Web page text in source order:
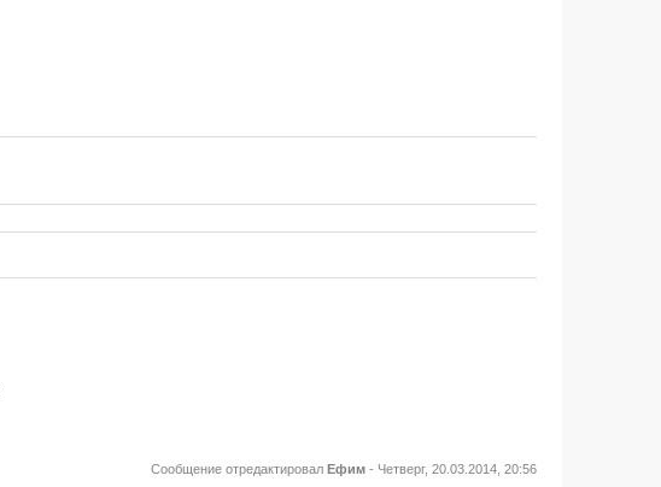
Сообщение отредактировал Ефим - Четверг, 20.03.2014, 20:56